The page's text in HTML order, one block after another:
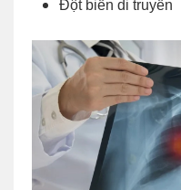
Đột biến di truyền